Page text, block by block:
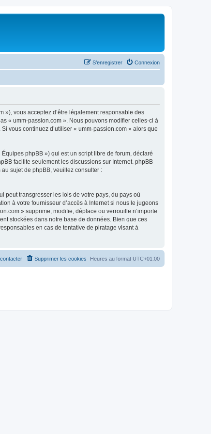
Connexion
S’enregistrer
»), vous acceptez d’être légalement responsable des
« umm-passion.com ». Nous pouvons modifier celles-ci à
vous continuez d’utiliser « umm-passion.com » alors que
phpBB ») qui est un script libre de forum, déclaré
facilite seulement les discussions sur Internet. phpBB
sujet de phpBB, veuillez consulter :
peut transgresser les lois de votre pays, du pays où
à votre fournisseur d’accès à Internet si nous le jugeons
» supprime, modifie, déplace ou verrouille n’importe
stockées dans notre base de données. Bien que ces
en cas de tentative de piratage visant à
Heures au format UTC+01:00
Supprimer les cookies